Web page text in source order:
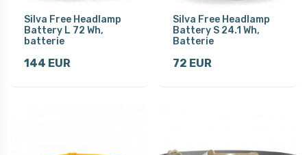
Silva Free Headlamp
Battery L 72 Wh,
batterie
144 EUR
Silva Free Headlamp
Battery S 24.1 Wh,
Batterie
72 EUR